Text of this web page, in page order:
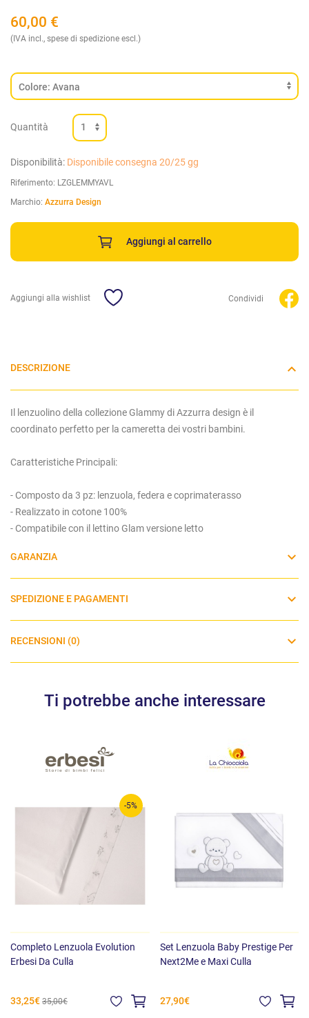
60,00 €
(IVA incl., spese di spedizione escl.)
Quantità
Disponibilità: Disponibile consegna 20/25 gg
Riferimento: LZGLEMMYAVL
Marchio: Azzurra Design
Aggiungi al carrello
Aggiungi alla wishlist Condividi
DESCRIZIONE
Il lenzuolino della collezione Glammy di Azzurra design è il
coordinato perfetto per la cameretta dei vostri bambini.
Caratteristiche Principali:
- Composto da 3 pz: lenzuola, federa e coprimaterasso
- Realizzato in cotone 100%
- Compatibile con il lettino Glam versione letto
GARANZIA
SPEDIZIONE E PAGAMENTI
RECENSIONI (0)
Ti potrebbe anche interessare
-5%
Completo Lenzuola Evolution
Erbesi Da Culla
33,25€ 35,00€
Set Lenzuola Baby Prestige Per
Next2Me e Maxi Culla
27,90€